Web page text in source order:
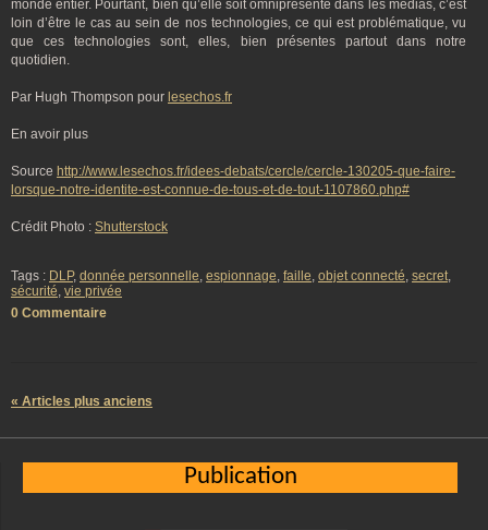
monde entier. Pourtant, bien qu’elle soit omniprésente dans les médias, c’est
loin d’être le cas au sein de nos technologies, ce qui est problématique, vu
que ces technologies sont, elles, bien présentes partout dans notre
quotidien.
Par Hugh Thompson pour lesechos.fr
En avoir plus
Source http://www.lesechos.fr/idees-debats/cercle/cercle-130205-que-faire-
lorsque-notre-identite-est-connue-de-tous-et-de-tout-1107860.php#
Crédit Photo : Shutterstock
Tags : DLP, donnée personnelle, espionnage, faille, objet connecté, secret,
sécurité, vie privée
0 Commentaire
« Articles plus anciens
Publication